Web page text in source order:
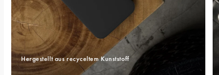
Hergestellt aus recyceltem Kunststoff